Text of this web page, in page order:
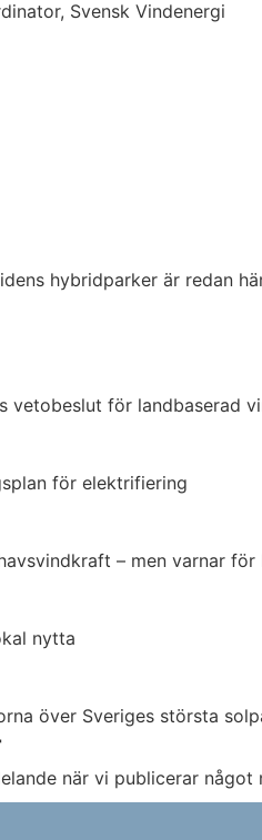
Svensk Vindenergi
hybridparker är redan
vetobeslut för landbaserad
för elektrifiering
– men varnar
nytta
över Sveriges största
när vi publicerar något